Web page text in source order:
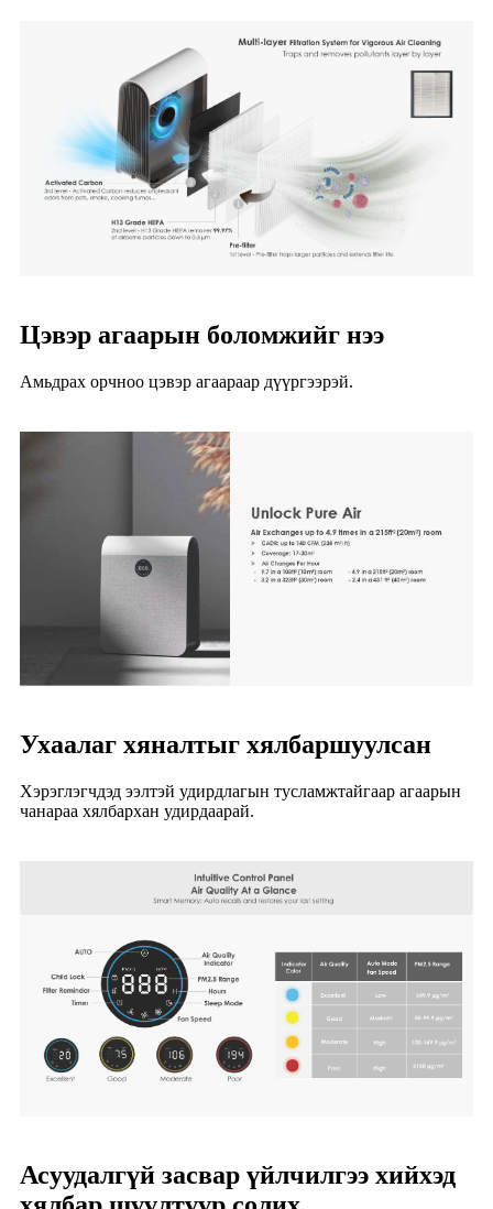
Цэвэр агаарын боломжийг нээ
Амьдрах орчноо цэвэр агаараар дүүргээрэй.
Ухаалаг хяналтыг хялбаршуулсан
Хэрэглэгчдэд ээлтэй удирдлагын тусламжтайгаар агаарын
чанараа хялбархан удирдаарай.
Асуудалгүй засвар үйлчилгээ хийхэд